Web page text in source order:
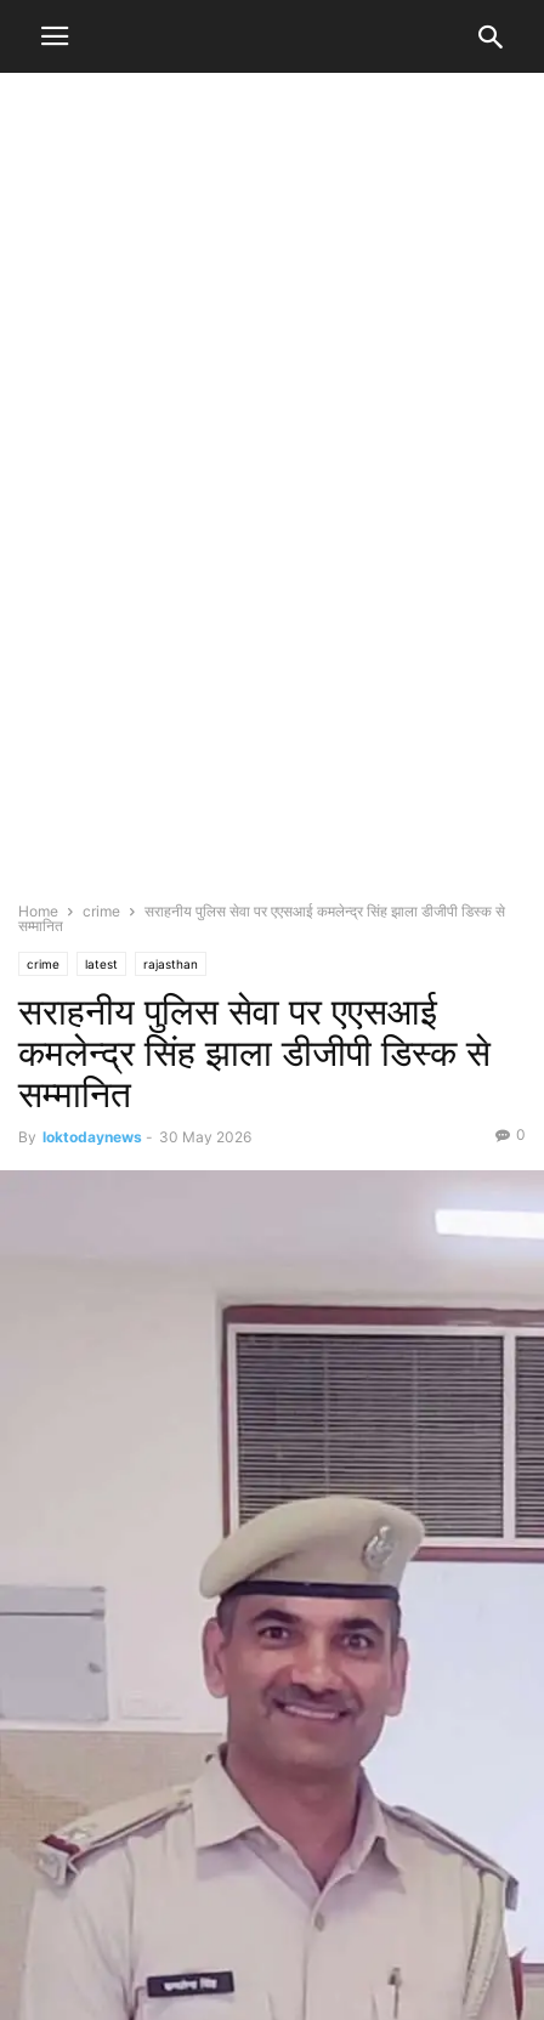
Home crime
सराहनीय पुलिस सेवा पर एएसआई कमलेन्द्र सिंह झाला डीजीपी डिस्क से
सम्मानित
crime latest rajasthan
सराहनीय पुलिस सेवा पर एएसआई
कमलेन्द्र सिंह झाला डीजीपी डिस्क से
सम्मानित
By loktodaynews - 30 May 2026 0